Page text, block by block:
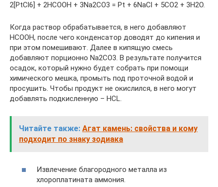
2[PtCl6] + 2HCOOH + 3Na2CO3 = Pt + 6NaCl + 5CO2 + 3H2O.
Когда раствор обрабатывается, в него добавляют
HCOOH, после чего конденсатор доводят до кипения и
при этом помешивают. Далее в кипящую смесь
добавляют порционно Na2CO3. В результате получится
осадок, который нужно будет собрать при помощи
химического мешка, промыть под проточной водой и
просушить. Чтобы продукт не окислился, в него могут
добавлять подкисленную – HCL.
Читайте также: Агат камень: свойства и кому
подходит по знаку зодиака
Извлечение благородного металла из
хлороплатината аммония.